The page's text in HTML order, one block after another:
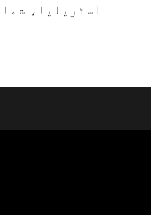
آسٹریلیا،